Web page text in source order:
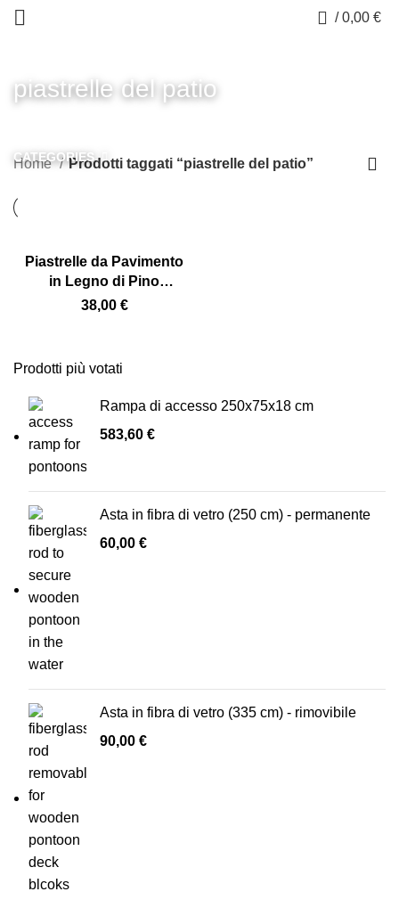
/ 0,00 €
piastrelle del patio
CATEGORIES
Prodotti più votati
Rampa di accesso 250x75x18 cm
583,60 €
Asta in fibra di vetro (250 cm) - permanente
60,00 €
Asta in fibra di vetro (335 cm) - rimovibile
90,00 €
Home Prodotti taggati “piastrelle del patio”
Piastrelle da Pavimento
in Legno di Pino
Naturale per Esterni,
Durevoli
38,00 €